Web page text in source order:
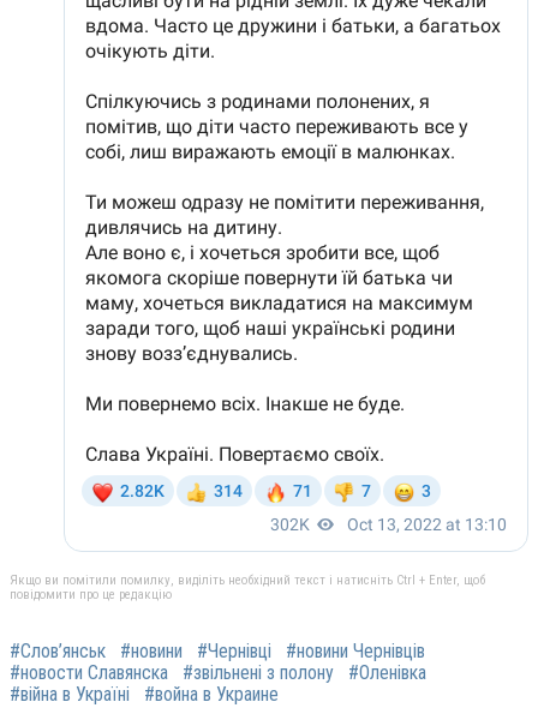
Якщо ви помітили помилку, виділіть необхідний текст і натисніть Ctrl + Enter, щоб
повідомити про це редакцію
#Слов’янськ #новини #Чернівці
#новини Чернівців
#новости Славянска
#звільнені з полону
#Оленівка
#війна в Україні
#война в Украине